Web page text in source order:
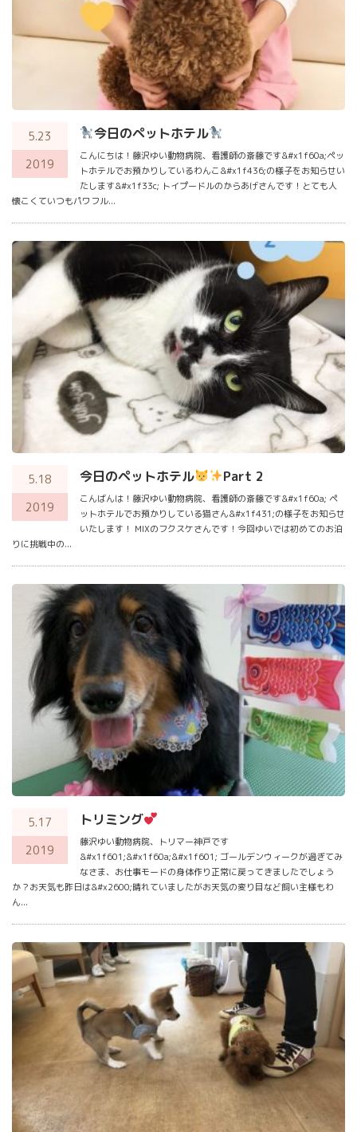
5.23
2019
今日のペットホテル
こんにちは！藤沢ゆい動物病院、看護師の斎藤です&#x1f60a;ペッ
トホテルでお預かりしているわんこ&#x1f436;の様子をお知らせい
たします&#x1f33c; トイプードルのからあげさんです！とても人
懐こくていつもパワフル...
5.18
2019
今日のペットホテル Part 2
こんばんは！藤沢ゆい動物病院、看護師の斎藤です&#x1f60a; ペ
ットホテルでお預かりしている猫さん&#x1f431;の様子をお知らせ
いたします！ MIXのフクスケさんです！今回ゆいでは初めてのお泊
りに挑戦中の...
5.17
2019
トリミング
藤沢ゆい動物病院、トリマー神戸です
&#x1f601;&#x1f60a;&#x1f601; ゴールデンウィークが過ぎてみ
なさま、お仕事モードの身体作り正常に戻ってきましたでしょう
か？お天気も昨日は&#x2600;晴れていましたがお天気の変り目など飼い主様もわ
ん...